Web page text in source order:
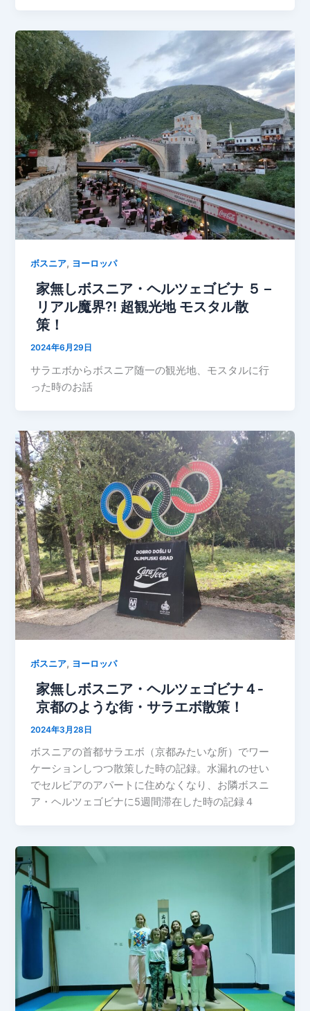
ボスニア, ヨーロッパ
家無しボスニア・ヘルツェゴビナ ５ –
リアル魔界⁈ 超観光地 モスタル散
策！
2024年6月29日
サラエボからボスニア随一の観光地、モスタルに行
った時のお話
ボスニア, ヨーロッパ
家無しボスニア・ヘルツェゴビナ４‐
京都のような街・サラエボ散策！
2024年3月28日
ボスニアの首都サラエボ（京都みたいな所）でワー
ケーションしつつ散策した時の記録。水漏れのせい
でセルビアのアパートに住めなくなり、お隣ボスニ
ア・ヘルツェゴビナに5週間滞在した時の記録４